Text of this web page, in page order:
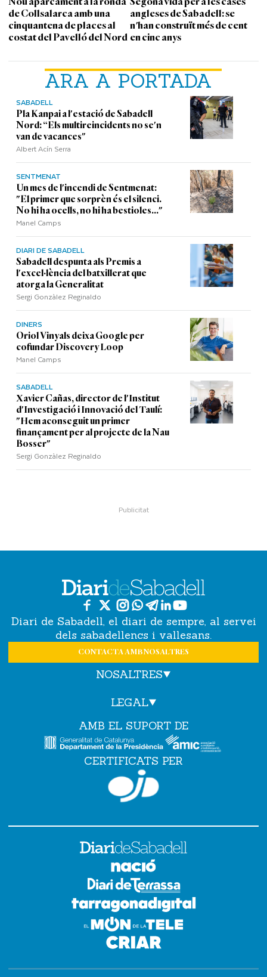
ARA A PORTADA
SABADELL
Pla Kanpai a l'estació de Sabadell
Nord: “Els multireincidents no se'n
van de vacances"
Albert Acín Serra
SENTMENAT
Un mes de l'incendi de Sentmenat:
"El primer que sorprèn és el silenci.
No hi ha ocells, no hi ha bestioles..."
Manel Camps
DIARI DE SABADELL
Sabadell despunta als Premis a
l'excel·lència del batxillerat que
atorga la Generalitat
Sergi Gonzàlez Reginaldo
DINERS
Oriol Vinyals deixa Google per
cofundar Discovery Loop
Manel Camps
SABADELL
Xavier Cañas, director de l'Institut
d'Investigació i Innovació del Taulí:
"Hem aconseguit un primer
finançament per al projecte de la Nau
Bosser"
Sergi Gonzàlez Reginaldo
de Collsalarca amb una
cinquantena de places al
costat del Pavelló del Nord
angleses de Sabadell: se
n'han construït més de cent
en cinc anys
Diari de Sabadell, el diari de sempre, al servei
dels sabadellencs i vallesans.
CONTACTA AMB NOSALTRES
NOSALTRES
LEGAL
AMB EL SUPORT DE
CERTIFICATS PER